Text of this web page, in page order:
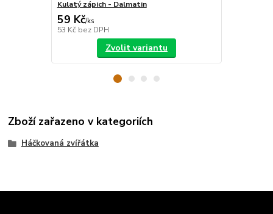
Kulatý zápich - Dalmatin
59 Kč/ks
53 Kč bez DPH
Zvolit variantu
Zboží zařazeno v kategoriích
Háčkovaná zvířátka